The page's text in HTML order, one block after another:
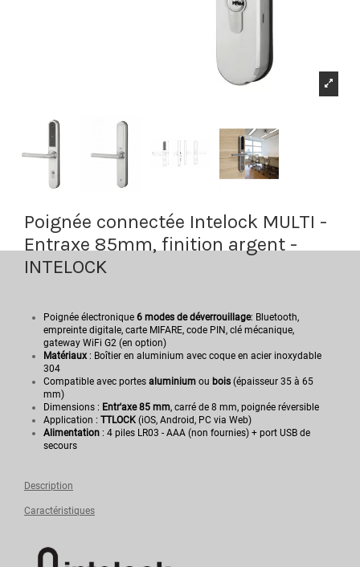
Poignée connectée Intelock MULTI -
Entraxe 85mm, finition argent -
INTELOCK
Poignée électronique 6 modes de déverrouillage: Bluetooth,
empreinte digitale, carte MIFARE, code PIN, clé mécanique,
gateway WiFi G2 (en option)
Matériaux : Boîtier en aluminium avec coque en acier inoxydable
304
Compatible avec portes aluminium ou bois (épaisseur 35 à 65
mm)
Dimensions : Entr'axe 85 mm, carré de 8 mm, poignée réversible
Application : TTLOCK (iOS, Android, PC via Web)
Alimentation : 4 piles LR03 - AAA (non fournies) + port USB de
secours
Description
Caractéristiques